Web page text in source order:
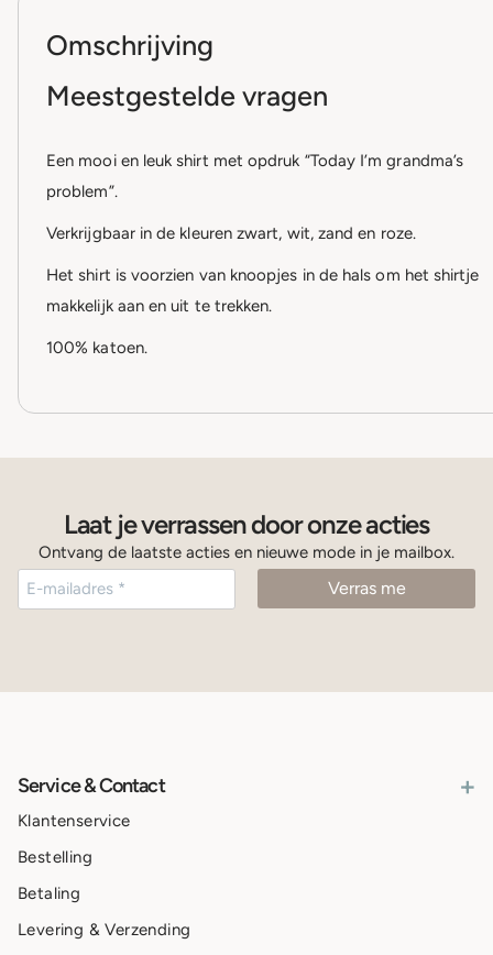
Omschrijving
Meestgestelde vragen
Een mooi en leuk shirt met opdruk “Today I’m grandma’s
problem”.
Verkrijgbaar in de kleuren zwart, wit, zand en roze.
Het shirt is voorzien van knoopjes in de hals om het shirtje
makkelijk aan en uit te trekken.
100% katoen.
Laat je verrassen door onze acties
Ontvang de laatste acties en nieuwe mode in je mailbox.
Service & Contact +
Klantenservice
Bestelling
Betaling
Levering & Verzending